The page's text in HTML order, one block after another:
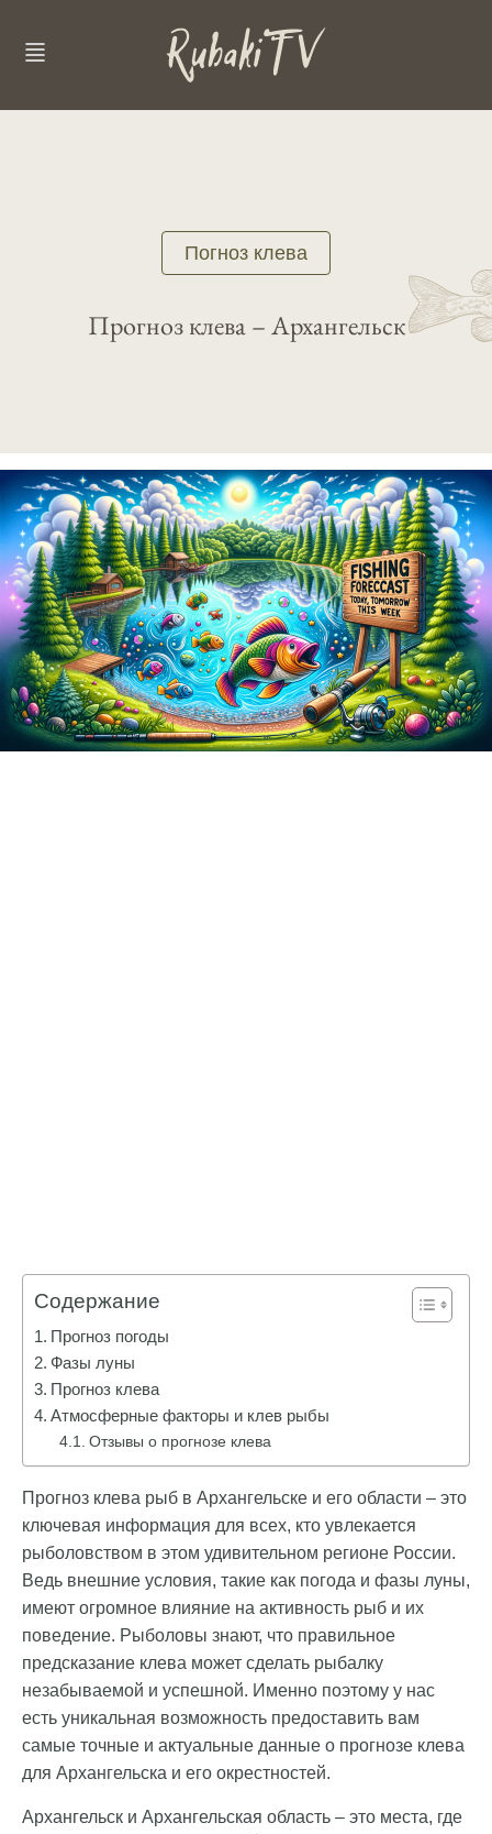
Погноз клева
Прогноз клева – Архангельск
Содержание
Прогноз погоды
Фазы луны
Прогноз клева
Атмосферные факторы и клев рыбы
Отзывы о прогнозе клева
Прогноз клева рыб в Архангельске и его области – это
ключевая информация для всех, кто увлекается
рыболовством в этом удивительном регионе России.
Ведь внешние условия, такие как погода и фазы луны,
имеют огромное влияние на активность рыб и их
поведение. Рыболовы знают, что правильное
предсказание клева может сделать рыбалку
незабываемой и успешной. Именно поэтому у нас
есть уникальная возможность предоставить вам
самые точные и актуальные данные о прогнозе клева
для Архангельска и его окрестностей.
Архангельск и Архангельская область – это места, где